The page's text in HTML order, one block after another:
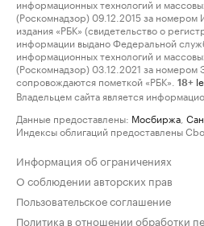
информационных технологий и
(Роскомнадзор) 09.12.2015 за
издания «РБК» (свидетельство о
информации выдано Федеральной
информационных технологий и
(Роскомнадзор) 03.12.2021 за
сопровождаются пометкой «РБК».
18+
Владельцем сайта является
Данные предоставлены: Мосбиржа
Индексы облигаций предоставлены
Информация об ограничениях
О соблюдении авторских прав
Пользовательское соглашение
Политика в отношении обработки